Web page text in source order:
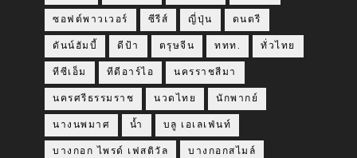
ซอฟต์พาวเวอร์ ซีรีส์ ญี่ปุ่น ดนตรี
ดันน์ฮัมบี้ ดีป้า ตรุษจีน ททท. ทั่วไทย
ทีซีเอ็ม ทีดีอาร์ไอ นครราชสีมา
นครศรีธรรมราช นวดไทย นักพากย์
นางนพมาศ น้ำ บลู เอเลเฟ่นท์
บางกอก ไพรด์ เฟสติวัล บางกอกสไมล์